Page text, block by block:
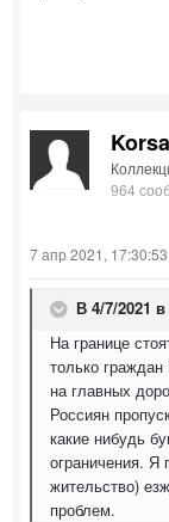
964
7 апр 2021, 17:30:53
В 4/7/2021 в
На границе
только
на главных
Россиян
какие нибудь
ограничения. Я
жительство)
проблем.